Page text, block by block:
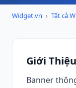
Widget.vn › Tất cả
Giới
Banner